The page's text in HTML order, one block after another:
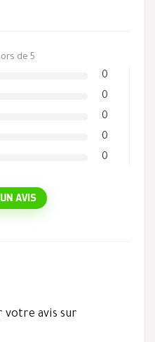
de 5
0
0
0
0
0
AVIS
votre avis sur